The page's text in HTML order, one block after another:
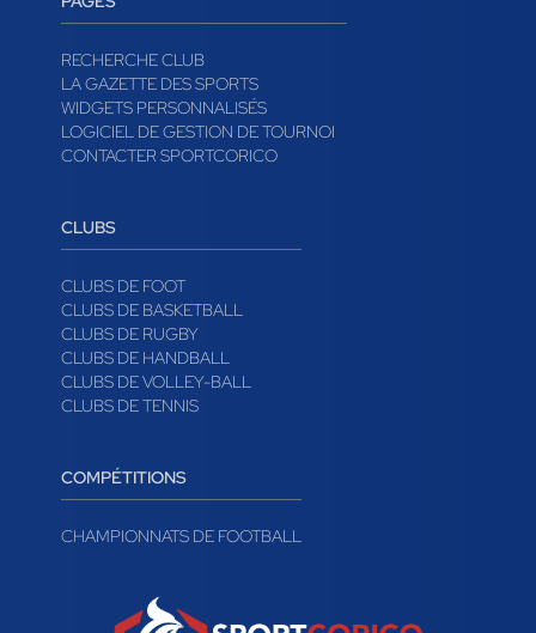
RECHERCHE CLUB
LA GAZETTE DES SPORTS
WIDGETS PERSONNALISÉS
LOGICIEL DE GESTION DE TOURNOI
CONTACTER SPORTCORICO
CLUBS
CLUBS DE FOOT
CLUBS DE BASKETBALL
CLUBS DE RUGBY
CLUBS DE HANDBALL
CLUBS DE VOLLEY-BALL
CLUBS DE TENNIS
COMPÉTITIONS
CHAMPIONNATS DE FOOTBALL